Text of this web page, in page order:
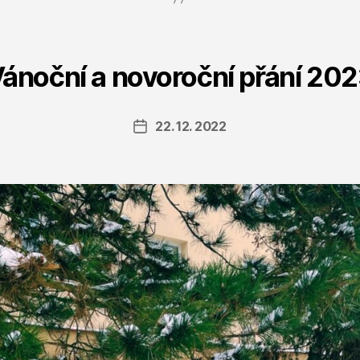
a novoroční přání
Datum
22. 12. 2022